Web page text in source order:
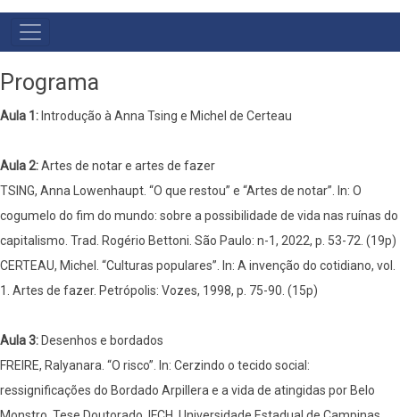
MENU
PRIMÁRIO
Programa
Aula 1: Introdução à Anna Tsing e Michel de Certeau
Aula 2:Artes de notar e artes de fazer
TSING, Anna Lowenhaupt. “O que restou” e “Artes de notar”. In: O
cogumelo do fim do mundo: sobre a possibilidade de vida nas ruínas do
capitalismo. Trad. Rogério Bettoni. São Paulo: n-1, 2022, p. 53-72. (19p)
CERTEAU, Michel. “Culturas populares”. In: A invenção do cotidiano, vol.
1. Artes de fazer. Petrópolis: Vozes, 1998, p. 75-90. (15p)
Aula 3: Desenhos e bordados
FREIRE, Ralyanara. “O risco”. In: Cerzindo o tecido social:
ressignificações do Bordado Arpillera e a vida de atingidas por Belo